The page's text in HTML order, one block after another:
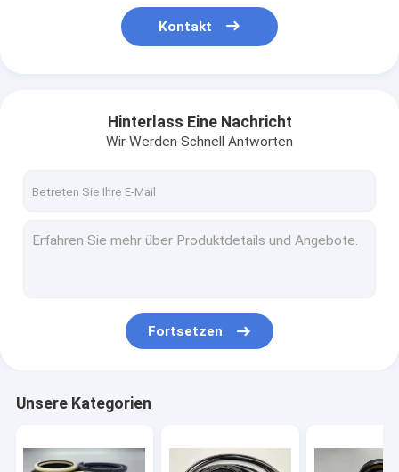
Kontakt
Hinterlass Eine Nachricht
Wir Werden Schnell Antworten
Fortsetzen
Unsere Kategorien